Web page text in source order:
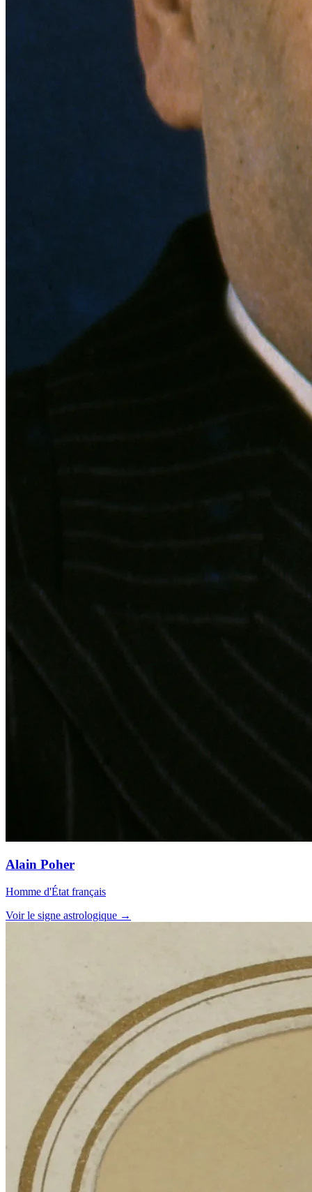
Alain Poher
Homme d'État français
Voir le signe astrologique →